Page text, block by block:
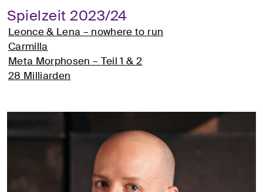
Spielzeit 2023/24
Leonce & Lena – nowhere to run
Carmilla
Meta Morphosen – Teil 1 & 2
28 Milliarden